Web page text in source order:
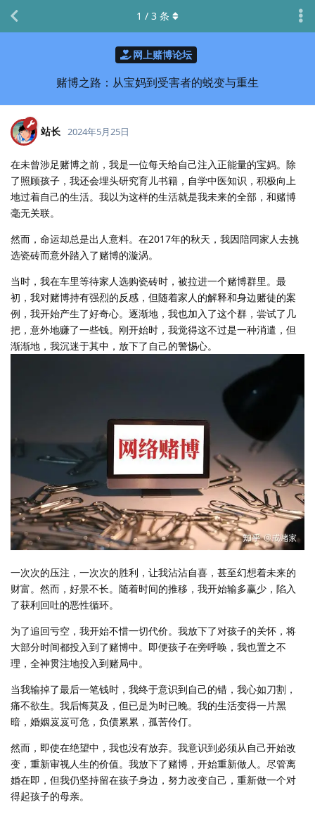
网上赌博论坛
赌博之路：从宝妈到受害者的蜕变与重生
1 / 3 条
站长 2024年5月25日
在未曾涉足赌博之前，我是一位每天给自己注入正能量的宝妈。除
了照顾孩子，我还会埋头研究育儿书籍，自学中医知识，积极向上
地过着自己的生活。我以为这样的生活就是我未来的全部，和赌博
毫无关联。
然而，命运却总是出人意料。在2017年的秋天，我因陪同家人去挑
选瓷砖而意外踏入了赌博的漩涡。
当时，我在车里等待家人选购瓷砖时，被拉进一个赌博群里。最
初，我对赌博持有强烈的反感，但随着家人的解释和身边赌徒的案
例，我开始产生了好奇心。逐渐地，我也加入了这个群，尝试了几
把，意外地赚了一些钱。刚开始时，我觉得这不过是一种消遣，但
渐渐地，我沉迷于其中，放下了自己的警惕心。
一次次的压注，一次次的胜利，让我沾沾自喜，甚至幻想着未来的
财富。然而，好景不长。随着时间的推移，我开始输多赢少，陷入
了获利回吐的恶性循环。
为了追回亏空，我开始不惜一切代价。我放下了对孩子的关怀，将
大部分时间都投入到了赌博中。即便孩子在旁呼唤，我也置之不
理，全神贯注地投入到赌局中。
当我输掉了最后一笔钱时，我终于意识到自己的错，我心如刀割，
痛不欲生。我后悔莫及，但已是为时已晚。我的生活变得一片黑
暗，婚姻岌岌可危，负债累累，孤苦伶仃。
然而，即使在绝望中，我也没有放弃。我意识到必须从自己开始改
变，重新审视人生的价值。我放下了赌博，开始重新做人。尽管离
婚在即，但我仍坚持留在孩子身边，努力改变自己，重新做一个对
得起孩子的母亲。